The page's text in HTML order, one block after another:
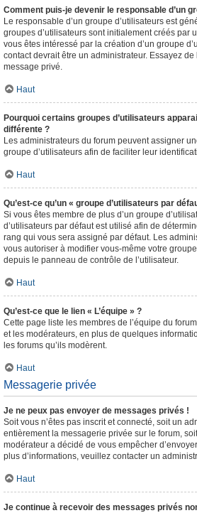
Comment puis-je devenir le responsable d’un
Le responsable d’un groupe d’utilisateurs est
groupes d’utilisateurs sont initialement créés par
vous êtes intéressé par la création d’un groupe
contact devrait être un administrateur. Essayez
message privé.
Haut
Pourquoi certains groupes d’utilisateurs
différente ?
Les administrateurs du forum peuvent assigner
groupe d’utilisateurs afin de faciliter leur
Haut
Qu’est-ce qu’un « groupe d’utilisateurs par
Si vous êtes membre de plus d’un groupe
d’utilisateurs par défaut est utilisé afin de
rang qui vous sera assigné par défaut. Les
vous autoriser à modifier vous-même votre
depuis le panneau de contrôle de l’utilisateur.
Haut
Qu’est-ce que le lien « L’équipe » ?
Cette page liste les membres de l’équipe du
et les modérateurs, en plus de quelques
les forums qu’ils modèrent.
Haut
Messagerie privée
Je ne peux pas envoyer de messages privés !
Soit vous n’êtes pas inscrit et connecté, soit un
entièrement la messagerie privée sur le forum,
modérateur a décidé de vous empêcher
plus d’informations, veuillez contacter un
Haut
Je continue à recevoir des messages privés